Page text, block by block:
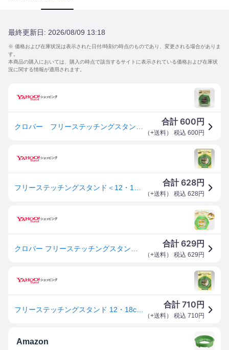
最終更新日: 2026/08/09 13:18
※ 価格および在庫状況は表示された日付/時刻の時点のものであり、変更される場合がありま
す。
本商品の購入においては、購入の時点で該当するサイトに表示されている価格および在庫状
況に関する情報が適用されます。
合計600 円
（+送料） 税込 600円
合計628円
（+送料） 税込 628 円
合計629円
（+送料） 税込 629 円
合計710 円
（+送料） 税込 710円
Amazon